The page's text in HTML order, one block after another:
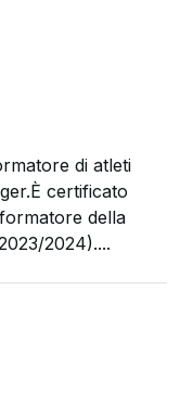
di atleti
certificato
della
2024)....